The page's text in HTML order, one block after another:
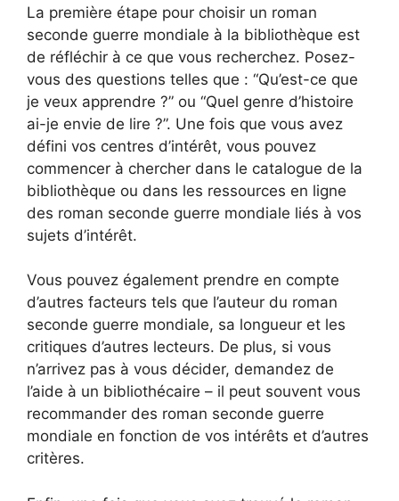
La première étape pour choisir un roman
seconde guerre mondiale à la bibliothèque est
de réfléchir à ce que vous recherchez. Posez-
vous des questions telles que : “Qu’est-ce que
je veux apprendre ?” ou “Quel genre d’histoire
ai-je envie de lire ?”. Une fois que vous avez
défini vos centres d’intérêt, vous pouvez
commencer à chercher dans le catalogue de la
bibliothèque ou dans les ressources en ligne
des roman seconde guerre mondiale liés à vos
sujets d’intérêt.
Vous pouvez également prendre en compte
d’autres facteurs tels que l’auteur du roman
seconde guerre mondiale, sa longueur et les
critiques d’autres lecteurs. De plus, si vous
n’arrivez pas à vous décider, demandez de
l’aide à un bibliothécaire – il peut souvent vous
recommander des roman seconde guerre
mondiale en fonction de vos intérêts et d’autres
critères.